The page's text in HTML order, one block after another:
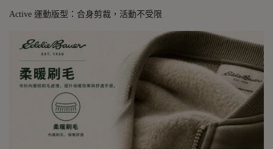
Active 運動版型：合身剪裁，活動不受限